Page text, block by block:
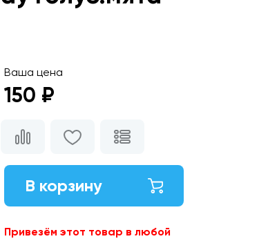
Ваша цена
150 ₽
В корзину
Привезём этот товар в любой